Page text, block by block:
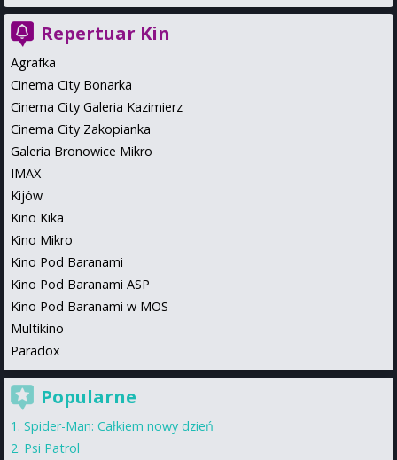
Repertuar Kin
Agrafka
Cinema City Bonarka
Cinema City Galeria Kazimierz
Cinema City Zakopianka
Galeria Bronowice Mikro
IMAX
Kijów
Kino Kika
Kino Mikro
Kino Pod Baranami
Kino Pod Baranami ASP
Kino Pod Baranami w MOS
Multikino
Paradox
Popularne
Spider-Man: Całkiem nowy dzień
Psi Patrol